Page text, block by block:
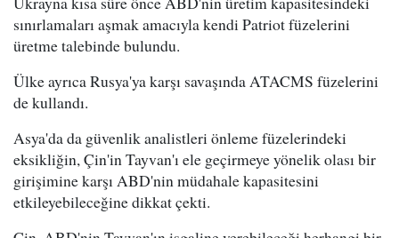
sınırlamaları aşmak amacıyla kendi Patriot füzelerini
üretme talebinde bulundu.
Ülke ayrıca Rusya'ya karşı savaşında ATACMS füzelerini
de kullandı.
Asya'da da güvenlik analistleri önleme füzelerindeki
eksikliğin, Çin'in Tayvan'ı ele geçirmeye yönelik olası bir
girişimine karşı ABD'nin müdahale kapasitesini
etkileyebileceğine dikkat çekti.